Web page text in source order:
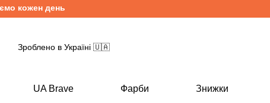
кожен день з понеділка по п'ятницю. Безкоштовна доставка
Зроблено в Україні 🇺🇦
UA Brave Фарби Знижки